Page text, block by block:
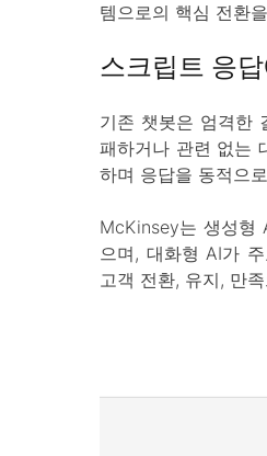
템으로의 핵심 전환
스크립트 응
기존 챗봇은 엄격한
패하거나 관련 없는
하며 응답을 동적으
McKinsey는 생성형
으며, 대화형 AI가
고객 전환, 유지, 만